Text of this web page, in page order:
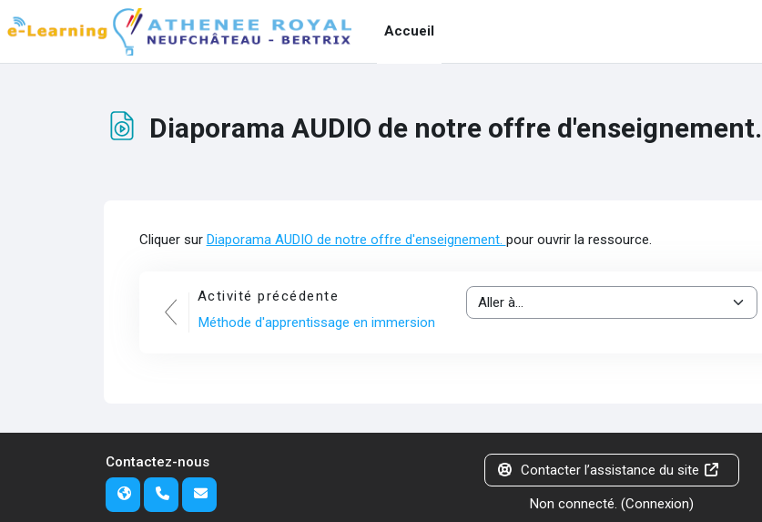
Passer au contenu principal
Accueil
Diaporama AUDIO de notre offre d'enseignement.
Cliquer sur Diaporama AUDIO de notre offre d'enseignement. pour ouvrir la ressource.
Activité précédente
Méthode d'apprentissage en immersion
Aller à…
Contactez-nous Contacter l’assistance du site
Non connecté. (Connexion)